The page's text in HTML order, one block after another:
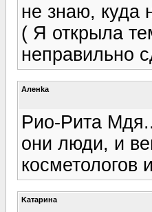
не знаю, куда
( Я открыла
неправильно
Аленka
Рио-Рита
они люди, и
косметологов
Kатарина